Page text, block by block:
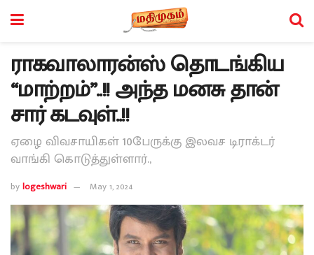
ராகவாலாரன்ஸ் தொடங்கிய
“மாற்றம்”..!! அந்த மனசு தான்
சார் கடவுள்..!!
ஏழை விவசாயிகள் 10பேருக்கு இலவச டிராக்டர்
வாங்கி கொடுத்துள்ளார்.,
bylogeshwari May 1, 2024